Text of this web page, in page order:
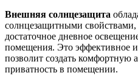
Внешняя солнцезащита
солнцезащитными
достаточное дневное
помещения. Это эффективное
позволит создать комфортную
приватность в помещении.